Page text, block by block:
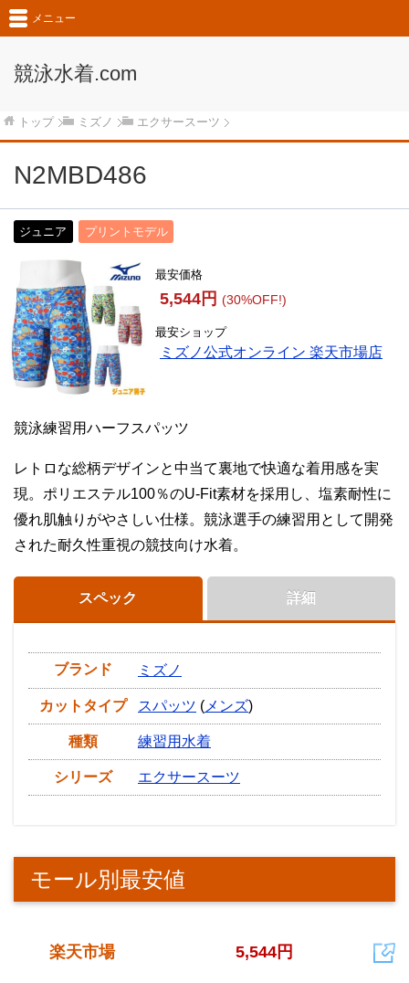
競泳水着.com
メニュー
トップ ミズノ エクサースーツ
N2MBD486
ジュニア プリントモデル
最安価格
5,544円 (30%OFF!)
最安ショップ
ミズノ公式オンライン 楽天市場店
競泳練習用ハーフスパッツ
レトロな総柄デザインと中当て裏地で快適な着用感を実
現。ポリエステル100％のU-Fit素材を採用し、塩素耐性に
優れ肌触りがやさしい仕様。競泳選手の練習用として開発
された耐久性重視の競技向け水着。
スペック
ブランド ミズノ
カットタイプ スパッツ ( メンズ)
種類 練習用水着
シリーズ エクサースーツ
詳細
モール別最安値
楽天市場 5,544円